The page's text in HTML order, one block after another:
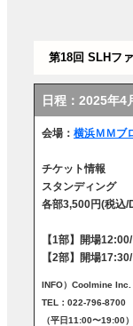
第18回 SLHフ
日程：2025年4
会場： 横浜ＭＭブ
チケット情報
スタンディング
各部3,500円(税込/
【1部】開場
【2部】開場
INFO）Coolmine Inc.
TEL：022-796-8700
（平日11:00〜19:00）